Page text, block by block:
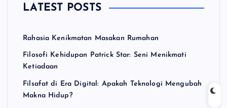
LATEST POSTS
Rahasia Kenikmatan Masakan Rumahan
Filosofi Kehidupan Patrick Star: Seni Menikmati
Ketiadaan
Filsafat di Era Digital: Apakah Teknologi Mengubah
Makna Hidup?